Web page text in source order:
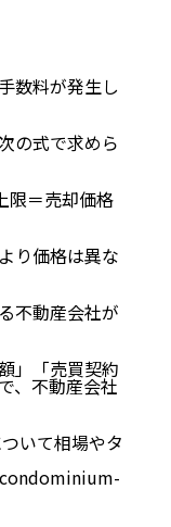
数料が発生し
の式で求めら
限＝売却価格
り価格は異な
不動産会社が
」「売買契約
、不動産会社
いて相場やタ